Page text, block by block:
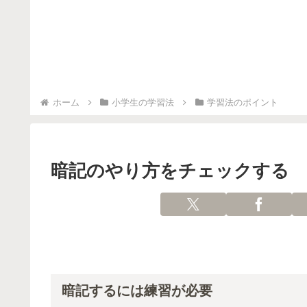
ホーム 小学生の学習法 学習法のポイント
暗記のやり方をチェックする
暗記するには練習が必要